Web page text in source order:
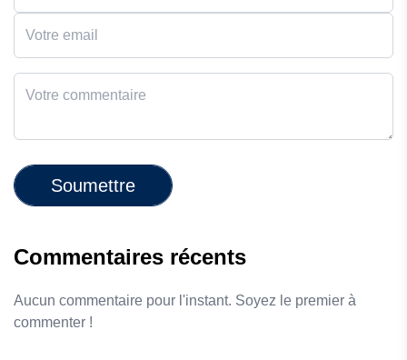
Soumettre
Commentaires récents
Aucun commentaire pour l'instant. Soyez le premier à
commenter !